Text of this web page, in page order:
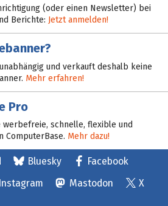
(oder einen Newsletter) bei
Berichte: Jetzt anmelden!
und verkauft deshalb keine
Mehr erfahren!
Pro
schnelle, flexible und
ComputerBase. Mehr dazu!
Bluesky
Facebook
Instagram Mastodon
X